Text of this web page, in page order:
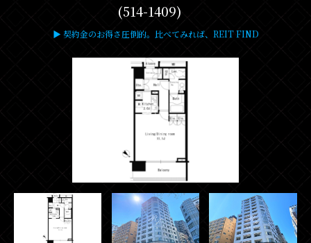
(514-1409)
▶ 契約金のお得さ圧倒的。比べてみれば、REIT FIND